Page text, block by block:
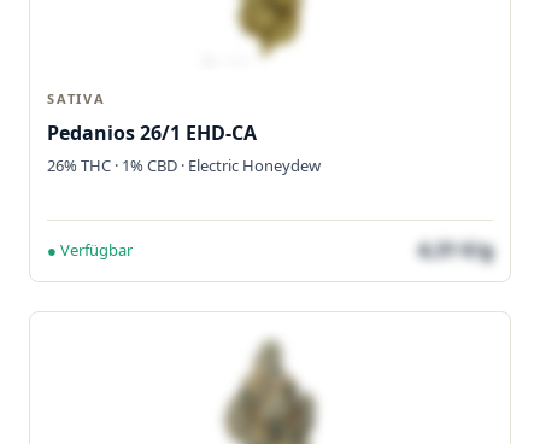
SATIVA
Pedanios 26/1 EHD-CA
26% THC · 1% CBD · Electric Honeydew
● Verfügbar 4,31 €/g